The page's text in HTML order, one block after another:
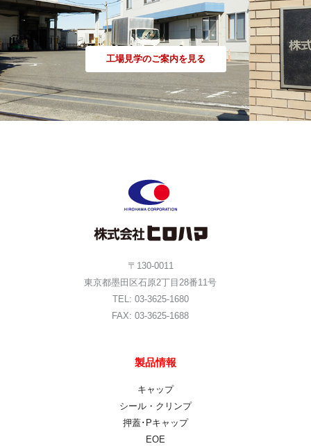
工場見学のご案内を見る
〒130-0011
東京都墨田区石原2丁目28番11号
TEL: 03-3625-1680
FAX: 03-3625-1688
製品情報
キャップ
シール・クリンプ
押蓋･Pキャップ
EOE